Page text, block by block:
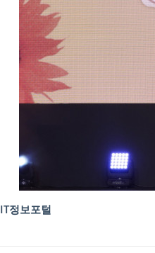
IT정보포털